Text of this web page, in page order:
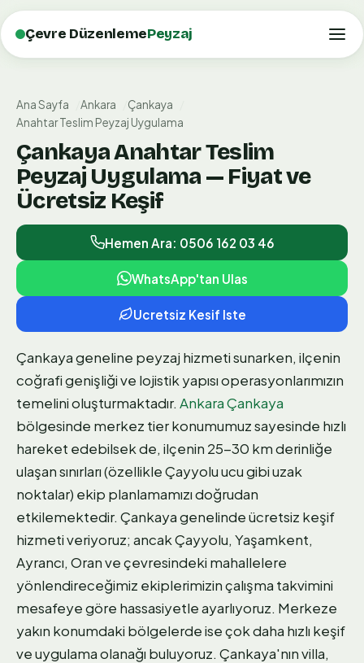
Çevre DüzenlemePeyzaj
Ana Sayfa Ankara
Çankaya
Anahtar Teslim Peyzaj Uygulama
Çankaya Anahtar Teslim
Peyzaj Uygulama — Fiyat ve
Ücretsiz Keşif
Hemen Ara: 0506 162 03 46
WhatsApp'tan Ulas
Ucretsiz Kesif Iste
Çankaya geneline peyzaj hizmeti sunarken, ilçenin
coğrafi genişliği ve lojistik yapısı operasyonlarımızın
temelini oluşturmaktadır. Ankara Çankaya
bölgesinde merkez tier konumumuz sayesinde hızlı
hareket edebilsek de, ilçenin 25-30 km derinliğe
ulaşan sınırları (özellikle Çayyolu ucu gibi uzak
noktalar) ekip planlamamızı doğrudan
etkilemektedir. Çankaya genelinde ücretsiz keşif
hizmeti veriyoruz; ancak Çayyolu, Yaşamkent,
Ayrancı, Oran ve çevresindeki mahallelere
yönlendireceğimiz ekiplerimizin çalışma takvimini
mesafeye göre hassasiyetle ayarlıyoruz. Merkeze
yakın konumdaki bölgelerde ise çok daha hızlı keşif
ve uygulama olanağı buluyoruz. Çankaya'nın villa,